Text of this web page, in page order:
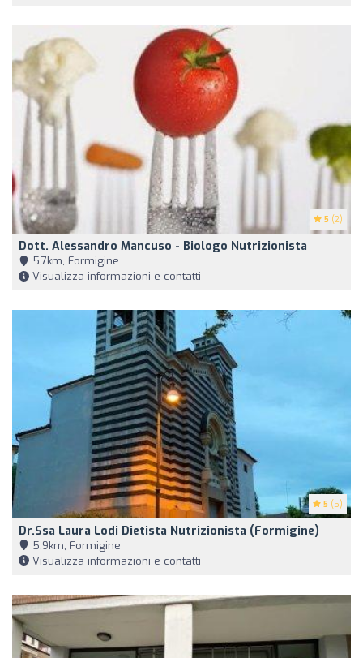
5 (2)
Dott. Alessandro Mancuso - Biologo Nutrizionista
5,7km, Formigine
Visualizza informazioni e contatti
5 (5)
Dr.ssa Laura Lodi Dietista Nutrizionista (Formigine)
5,9km, Formigine
Visualizza informazioni e contatti